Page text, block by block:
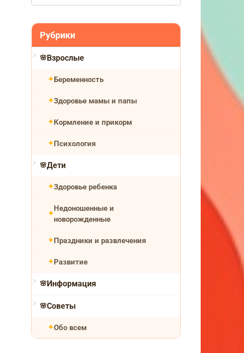
Рубрики
Взрослые
Беременность
Здоровье мамы и папы
Кормление и прикорм
Психология
Дети
Здоровье ребенка
Недоношенные и
новорожденные
Праздники и развлечения
Развитие
Информация
Советы
Обо всем